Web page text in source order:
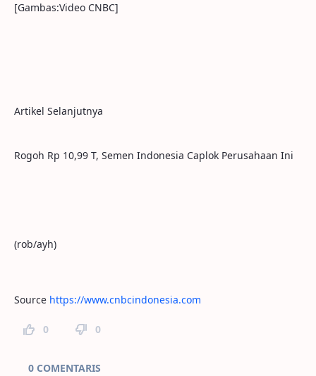
[Gambas:Video CNBC]
Artikel Selanjutnya
Rogoh Rp 10,99 T, Semen Indonesia Caplok Perusahaan Ini
(rob/ayh)
Source https://www.cnbcindonesia.com
0 0
Comentaris de la pàgina
0 COMENTARIS